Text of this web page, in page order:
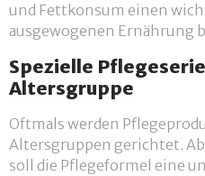
und Fettkonsum einen
ausgewogenen Ernährung
Spezielle
Altersgruppe
Oftmals werden
Altersgruppen gerichtet.
soll die Pflegeformel eine